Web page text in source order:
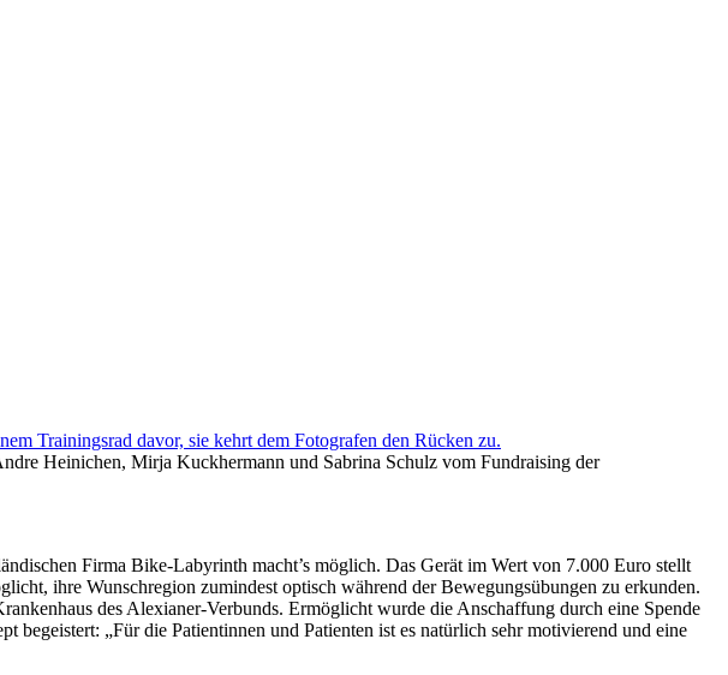
Heinichen, Mirja Kuckhermann und Sabrina Schulz vom Fundraising der
Firma Bike-Labyrinth macht’s möglich. Das Gerät im Wert von 7.000 Euro stellt
ihre Wunschregion zumindest optisch während der Bewegungsübungen zu erkunden.
des Alexianer-Verbunds. Ermöglicht wurde die Anschaffung durch eine Spende
„Für die Patientinnen und Patienten ist es natürlich sehr motivierend und eine